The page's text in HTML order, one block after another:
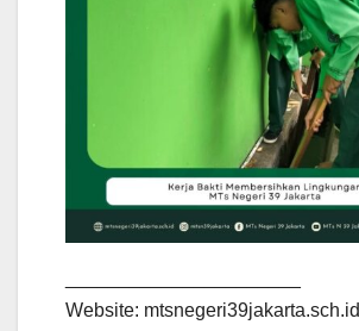
Website: mtsnegeri39jakarta.sch.id